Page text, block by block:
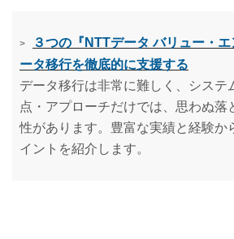
>
３つの『NTTデータ バリュー・
ータ移行を徹底的に支援する
データ移行は非常に難しく、システ
点・アプローチだけでは、思わぬ落
性があります。豊富な実績と経験か
イントを紹介します。